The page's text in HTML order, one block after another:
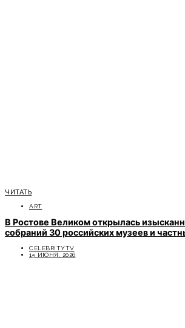
ЧИТАТЬ
ART
В Ростове Великом открылась
собраний 30 российских музеев и
CELEBRITYTV
15 ИЮНЯ, 2026